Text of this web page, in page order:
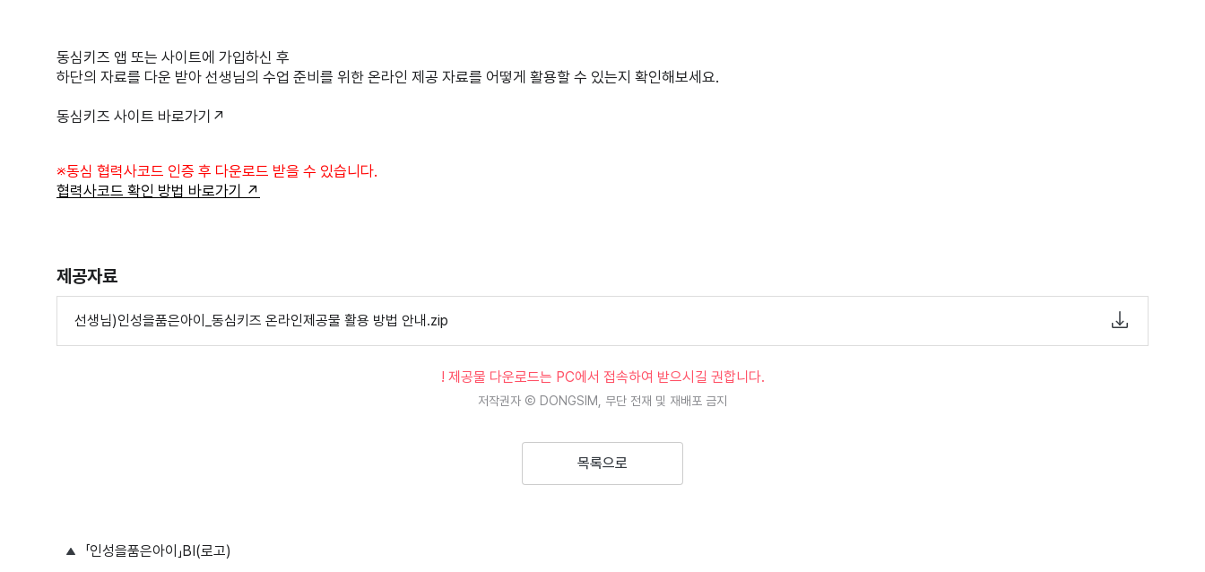
동심키즈 앱 또는 사이트에 가입하신 후
하단의 자료를 다운 받아 선생님의 수업 준비를 위한 온라인 제공 자료를 어떻게 활용할 수 있는지 확인해보세요.
동심키즈 사이트 바로가기↗
※동심 협력사코드 인증 후 다운로드 받을 수 있습니다.
협력사코드 확인 방법 바로가기 ↗
제공자료
선생님)인성을품은아이_동심키즈 온라인제공물 활용 방법 안내.zip
! 제공물 다운로드는 PC에서 접속하여 받으시길 권합니다.
저작권자 Ⓒ DONGSIM, 무단 전재 및 재배포 금지
목록으로
「 인성을품은아이」BI(로고)